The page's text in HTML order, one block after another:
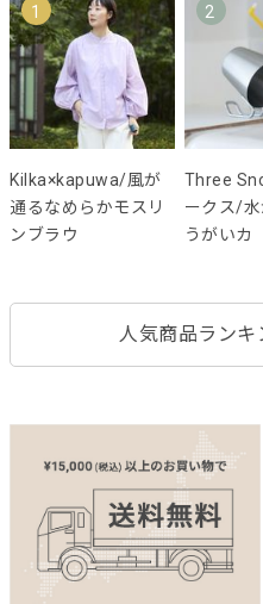
1
Kilka×kapuwa/風が
通るなめらかモスリ
ンブラウ
2
Three
ークス/水
うがいカ
人気商品ランキ